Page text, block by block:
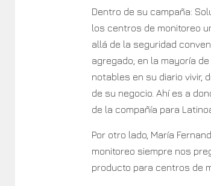
Dentro de su campaña:
los centros de monitoreo
allá de la seguridad
agregado; en la mayoría
notables en su diario vivir,
de su negocio. Ahí es a
de la compañía para
Por otro lado, María
monitoreo siempre nos
producto para centros de